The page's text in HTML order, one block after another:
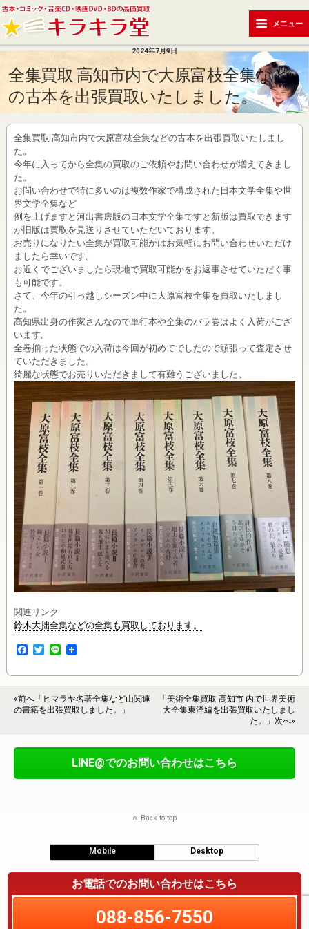
メニュー
2024年7月9日
全集買取 高知市内で大原富枝全集など
の古本を出張買取いたしました。
全集買取 高知市内で大原富枝全集などの古本を出張買取いたしまし
た。
今年に入ってから全集の買取のご依頼やお問い合わせが増えてきまし
た。
お問い合わせで特に多いのは複数作家で構成された日本文学全集や世
界文学全集など
例を上げますと河出書房版の日本文学全集ですと新版は買取できます
が旧版は買取を見送りさせていただいております。
お売りになりたい全集が買取可能かはお気軽にお問い合わせいただけ
ましたら幸いです。
お近くでございましたら現地で買取可能かをお返事させていただく事
も可能です。
さて、今年の引っ越しシーズン中に大原富枝全集を買取いたしまし
た。
高知県出身の作家さんなので単行本や全集のバラ巻はよく入荷がござ
います。
全巻揃った状態での入荷は今回が初めてでしたので頑張って査定させ
ていただきました。
綺麗な状態でお売りいただきまして有難うございました。
関連リンク
鈴木大拙全集などの全集も買取しております。
F
e
o
o
T
t
t
e
r
L
e
«前へ「ヒマラヤ名著全集など山関連
の書籍を出張買取しました。」
「美術全集買取 高知市 内で世界美術
大全集東洋編を出張買取いたしまし
た。」次へ»
お電話でのお問い合わせはこちら
088-856-7550
LINE@でのお問い合わせはこちら
Back to top
Mobile Desktop